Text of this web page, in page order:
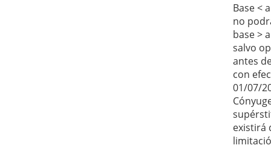
Base <
no
base >
salvo
antes
con
01/07/
existirá